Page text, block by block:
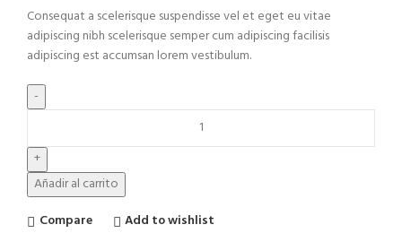
Consequat a scelerisque suspendisse vel et eget eu vitae
adipiscing nibh scelerisque semper cum adipiscing facilisis
adipiscing est accumsan lorem vestibulum.
Añadir al carrito
Compare
Add to wishlist